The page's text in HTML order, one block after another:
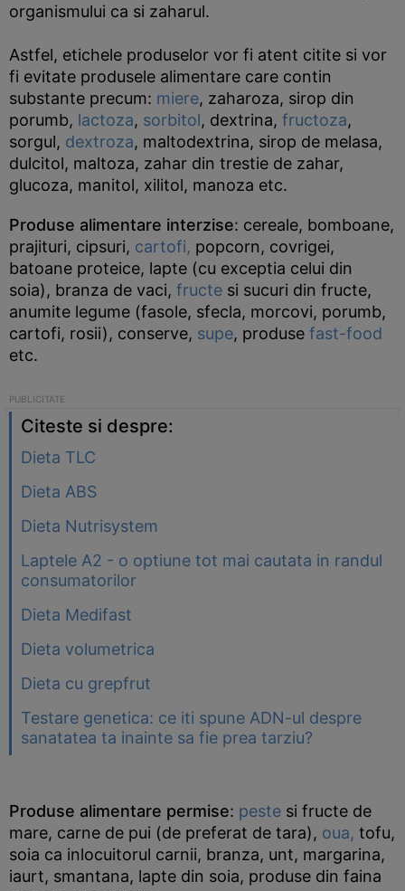
organismului ca si zaharul.
Astfel, etichele produselor vor fi atent citite si vor
fi evitate produsele alimentare care contin
substante precum: miere, zaharoza, sirop din
porumb, lactoza, sorbitol, dextrina, fructoza,
sorgul, dextroza, maltodextrina, sirop de melasa,
dulcitol, maltoza, zahar din trestie de zahar,
glucoza, manitol, xilitol, manoza etc.
Produse alimentare interzise: cereale, bomboane,
prajituri, cipsuri, cartofi, popcorn, covrigei,
batoane proteice, lapte (cu exceptia celui din
soia), branza de vaci, fructe si sucuri din fructe,
anumite legume (fasole, sfecla, morcovi, porumb,
cartofi, rosii), conserve, supe, produse fast-food
etc.
Citeste si despre:
Dieta TLC
Dieta ABS
Dieta Nutrisystem
Laptele A2 - o optiune tot mai cautata in randul
consumatorilor
Dieta Medifast
Dieta volumetrica
Dieta cu grepfrut
Testare genetica: ce iti spune ADN-ul despre
sanatatea ta inainte sa fie prea tarziu?
Produse alimentare permise: peste si fructe de
mare, carne de pui (de preferat de tara), oua, tofu,
soia ca inlocuitorul carnii, branza, unt, margarina,
iaurt, smantana, lapte din soia, produse din faina